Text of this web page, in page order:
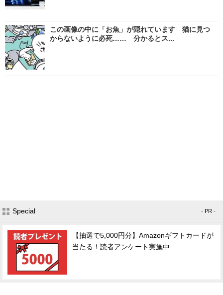
この画像の中に「お魚」が隠れています 猫に見つ
からないように必死…… 分かるとス...
Special - PR -
【抽選で5,000円分】Amazonギフトカードが
当たる！読者アンケート実施中